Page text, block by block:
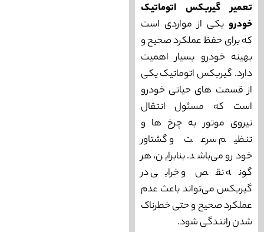
تعمیر گیربکس اتوماتیک
خودرو یکی از مواردی است
که برای حفظ عملکرد صحیح و
بهینه خودرو بسیار اهمیت
دارد. گیربکس اتوماتیک یکی
از قسمت ‌های حیاتی خودرو
است که مسئول انتقال
نیروی موتور به چرخ‌ ها و
تنظیم سرعت و گشتاور
خودرو می‌‌باشد. بنابراین، هر
گونه نقص و خرابی در
گیربکس می‌‌تواند باعث عدم
عملکرد صحیح و حتی خطرناک
شدن رانندگی شود.